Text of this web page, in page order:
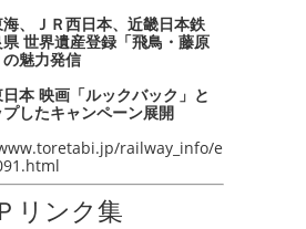
、ＪＲ西日本、近畿日本鉄
世界遺産登録「飛鳥・藤原
魅力発信
本 映画「ルックバック」と
したキャンペーン展開
railway_info/e
リンク集